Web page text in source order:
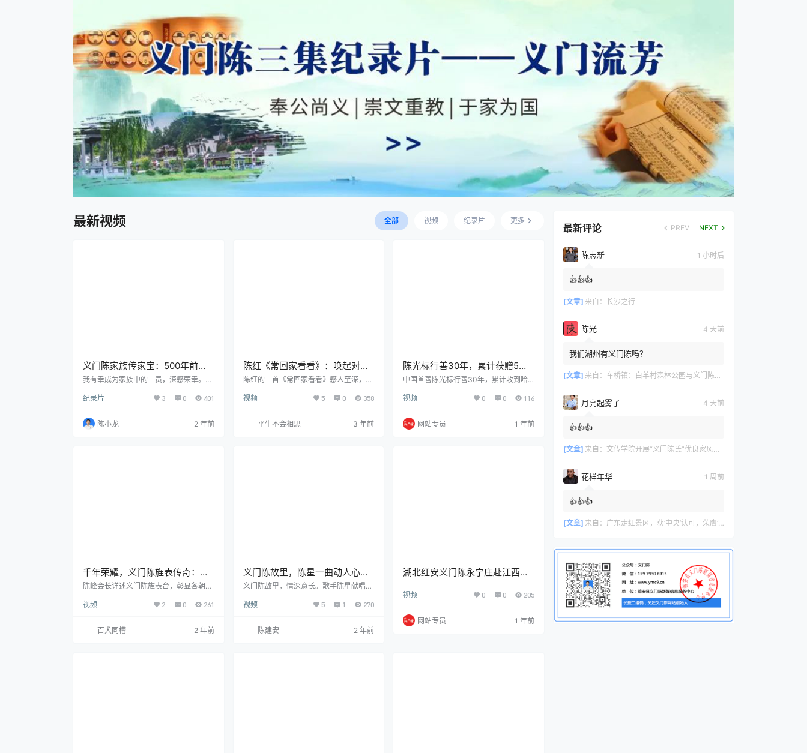
最新视频 全部 视频 纪录片 更多
义门陈家族传家宝：500年前的
江州老谱
我有幸成为家族中的一员，深感荣幸。我
统，其中最珍贵的传家宝就是500年前义
的起源、发展和家族文化传承的重要历史
信息，是我们家族的宝贵财富。通过这份
纪录片 3 0 401
陈小龙 2 年前
陈红《常回家看看》：唤起对父
母的亏欠与思乡之情，推荐给所
陈红的一首《常回家看看》感人至深，唱
朴实的歌词表达了家庭的重要性和孝顺的
首歌也传递了一个强烈的信息，那就是我
们应该珍惜和父母在一起的时间，尽可能
视频 5 0 358
平生不会相思 3 年前
陈光标行善30年，累计获赠5万
条哈达，善举感人！
中国首善陈光标行善30年，累计收到哈
佩，5万条哈达，足见其影响之深，实属
视频 0 0 116
网站专员 1 年前
千年荣耀，义门陈旌表传奇：各
朝尊崇，家风典范
陈峰会长详述义门陈旌表台，彰显各朝帝
年的家族荣誉与德行，成为中华民族优秀
视频 2 0 261
百犬同槽 2 年前
义门陈故里，陈星一曲动人心，
唱哭无数异乡打拼陈家人！
义门陈故里，情深意长。歌手陈星献唱，
是对家乡的无限眷恋，也是对所有在外拼
众泪眼婆娑，共鸣于那份跨越千山万水的
乡愁与坚韧不拔的奋斗精神。
视频 5 1 270
陈建安 2 年前
湖北红安义门陈永宁庄赴江西德
视频 0 0 205
网站专员 1 年前
最新评论 PREV NEXT
陈志新 1 小时后
👍👍👍
[文章] 来自： 长沙之行
陈光 4 天前
我们湖州有义门陈吗？
[文章] 来自： 车桥镇：白羊村森林公园与义门陈文化产业园共绘文旅新篇章
月亮起雾了 4 天前
👍👍👍
[文章] 来自： 文传学院开展“义门陈氏”优良家风研学活动
花样年华 1 周前
👍👍👍
[文章] 来自： 广东走红景区，获‘中央’认可，荣膺‘广州文化名片